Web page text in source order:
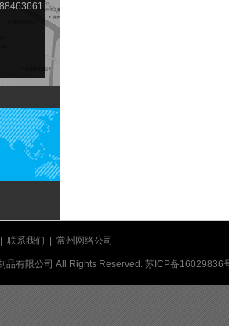
联系我们 常州网络公司
品有限公司 All Rights Reserved. 苏ICP备16029836